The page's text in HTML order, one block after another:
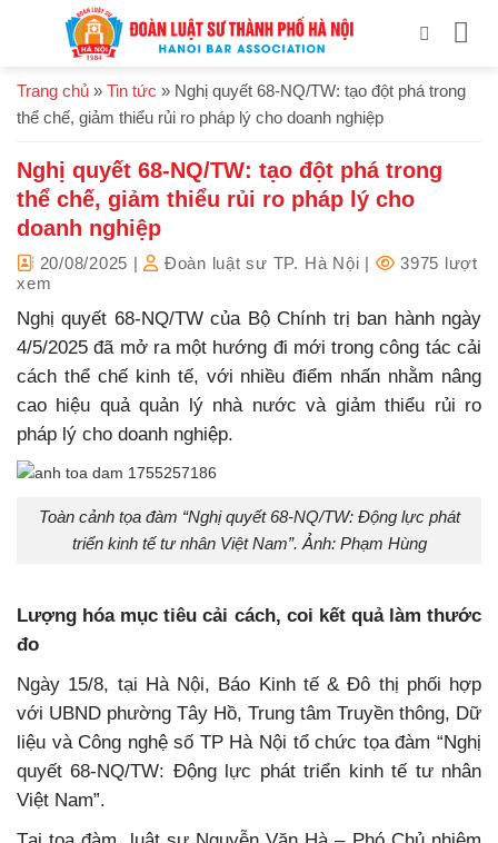
dungTrang chủ » Tin tức » Nghị quyết 68-NQ/TW: tạo đột phá trong
thể chế, giảm thiểu rủi ro pháp lý cho doanh nghiệp
Nghị quyết 68-NQ/TW: tạo đột phá trong
thể chế, giảm thiểu rủi ro pháp lý cho
doanh nghiệp
20/08/2025 | Đoàn luật sư TP. Hà Nội |
3975 lượt
xem
Nghị quyết 68-NQ/TW của Bộ Chính trị ban hành ngày
4/5/2025 đã mở ra một hướng đi mới trong công tác cải
cách thể chế kinh tế, với nhiều điểm nhấn nhằm nâng
cao hiệu quả quản lý nhà nước và giảm thiểu rủi ro
pháp lý cho doanh nghiệp.
Toàn cảnh tọa đàm “Nghị quyết 68-NQ/TW: Động lực phát
triển kinh tế tư nhân Việt Nam”. Ảnh: Phạm Hùng
Lượng hóa mục tiêu cải cách, coi kết quả làm thước
đo
Ngày 15/8, tại Hà Nội, Báo Kinh tế & Đô thị phối hợp
với UBND phường Tây Hồ, Trung tâm Truyền thông, Dữ
liệu và Công nghệ số TP Hà Nội tổ chức tọa đàm “Nghị
quyết 68-NQ/TW: Động lực phát triển kinh tế tư nhân
Việt Nam”.